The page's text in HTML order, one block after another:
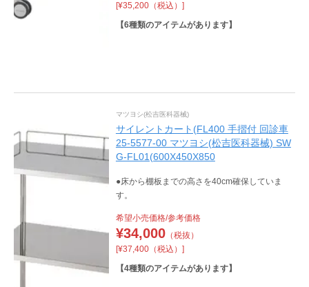
ャスターを採用しています。
[¥35,200（税込）]
【6種類のアイテムがあります】
マツヨシ(松吉医科器械)
サイレントカート(FL400 手摺付 回診車
25-5577-00 マツヨシ(松吉医科器械) SW
G-FL01(600X450X850
●床から棚板までの高さを40cm確保していま
す。
希望小売価格/参考価格
¥34,000（税抜）
[¥37,400（税込）]
【4種類のアイテムがあります】